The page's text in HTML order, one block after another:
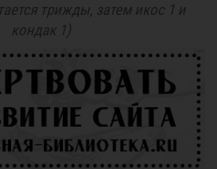
трижды, затем икос 1 и
кондак 1)